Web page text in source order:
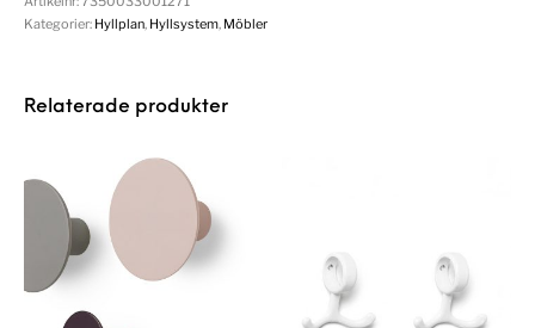
Kategorier: Hyllplan Hyllsystem Möbler
Relaterade produkter